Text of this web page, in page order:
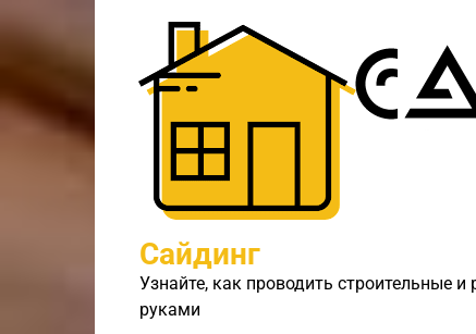
контенту
Сайдинг
Узнайте, как проводить строительные
руками